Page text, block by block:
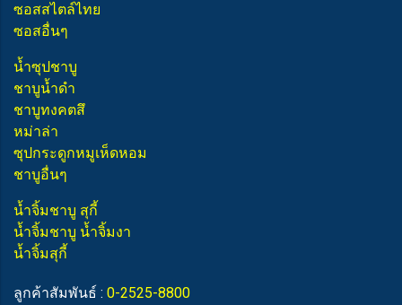
ซอสสไตล์ไทย
ซอสอื่นๆ
น้ำซุปชาบู
ชาบูน้ำดำ
ชาบูทงคตสึ
หม่าล่า
ซุปกระดูกหมูเห็ดหอม
ชาบูอื่นๆ
น้ำจิ้มชาบู สุกี้
น้ำจิ้มชาบู น้ำจิ้มงา
น้ำจิ้มสุกี้
ลูกค้าสัมพันธ์ : 0-2525-8800